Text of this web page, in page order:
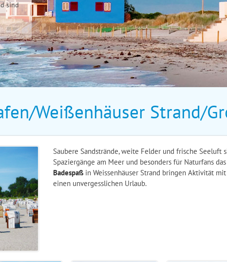
sind
Weißenhäuser Strand/
Saubere Sandstrände, weite Felder und frische
Spaziergänge am Meer und besonders für Naturfans
Badespaßin Weissenhäuser Strand bringen Aktivität
einen unvergesslichen Urlaub.